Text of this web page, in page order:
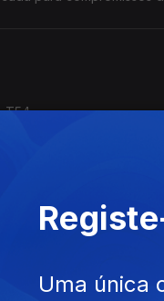
T54.
Quinta dos Lombos,
Uma única